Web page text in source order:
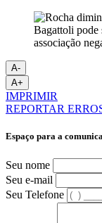
A-
A+
IMPRIMIR
REPORTAR
Espaço para a
Seu nome
Seu e-mail
Seu Telefone